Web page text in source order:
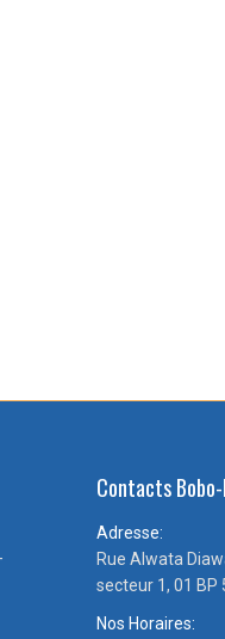
Contacts
Adresse:
Rue Alwata
secteur 1, 01 BP
Nos Horaires: